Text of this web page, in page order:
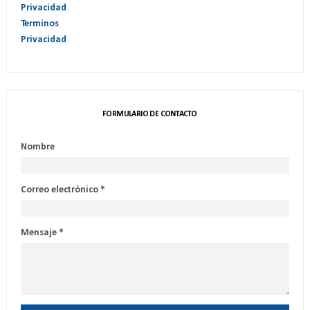
Privacidad
Terminos
Privacidad
FORMULARIO DE CONTACTO
Nombre
Correo electrónico *
Mensaje *